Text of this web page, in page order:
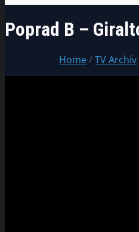
Poprad B –
Home/TV Archív